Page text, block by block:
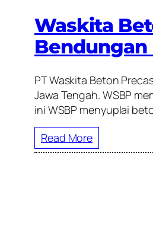
Waskita
Bendungan
PT Waskita Beton
Jawa Tengah. WSBP
ini WSBP menyuplai
Read More